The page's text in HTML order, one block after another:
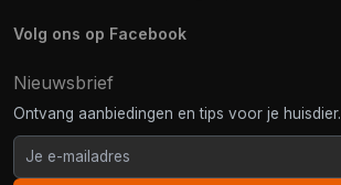
Volg ons op Facebook
Nieuwsbrief
Ontvang aanbiedingen en tips voor je huisdier.